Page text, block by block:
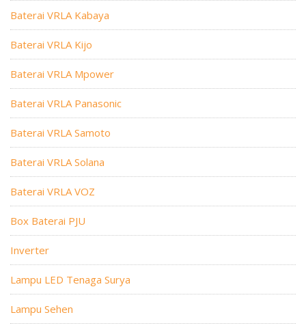
Baterai VRLA Kabaya
Baterai VRLA Kijo
Baterai VRLA Mpower
Baterai VRLA Panasonic
Baterai VRLA Samoto
Baterai VRLA Solana
Baterai VRLA VOZ
Box Baterai PJU
Inverter
Lampu LED Tenaga Surya
Lampu Sehen